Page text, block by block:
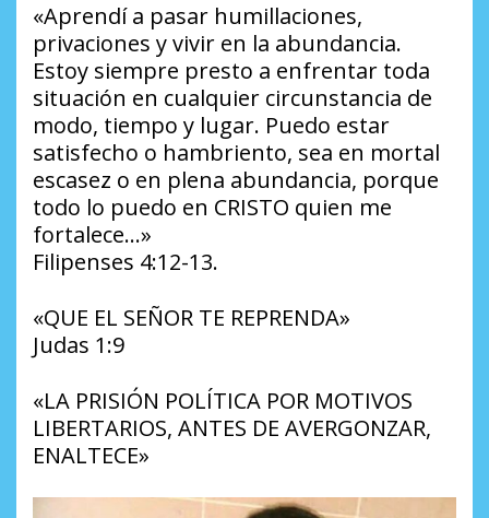
«Aprendí a pasar humillaciones,
privaciones y vivir en la abundancia.
Estoy siempre presto a enfrentar toda
situación en cualquier circunstancia de
modo, tiempo y lugar. Puedo estar
satisfecho o hambriento, sea en mortal
escasez o en plena abundancia, porque
todo lo puedo en CRISTO quien me
fortalece…»
Filipenses 4:12-13.
«QUE EL SEÑOR TE REPRENDA»
Judas 1:9
«LA PRISIÓN POLÍTICA POR MOTIVOS
LIBERTARIOS, ANTES DE AVERGONZAR,
ENALTECE»